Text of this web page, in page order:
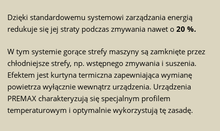
Dzięki standardowemu systemowi zarządzania energią
redukuje się jej straty podczas zmywania nawet o 20 %.
W tym systemie gorące strefy maszyny są zamknięte przez
chłodniejsze strefy, np. wstępnego zmywania i suszenia.
Efektem jest kurtyna termiczna zapewniająca wymianę
powietrza wyłącznie wewnątrz urządzenia. Urządzenia
PREMAX charakteryzują się specjalnym profilem
temperaturowym i optymalnie wykorzystują tę zasadę.